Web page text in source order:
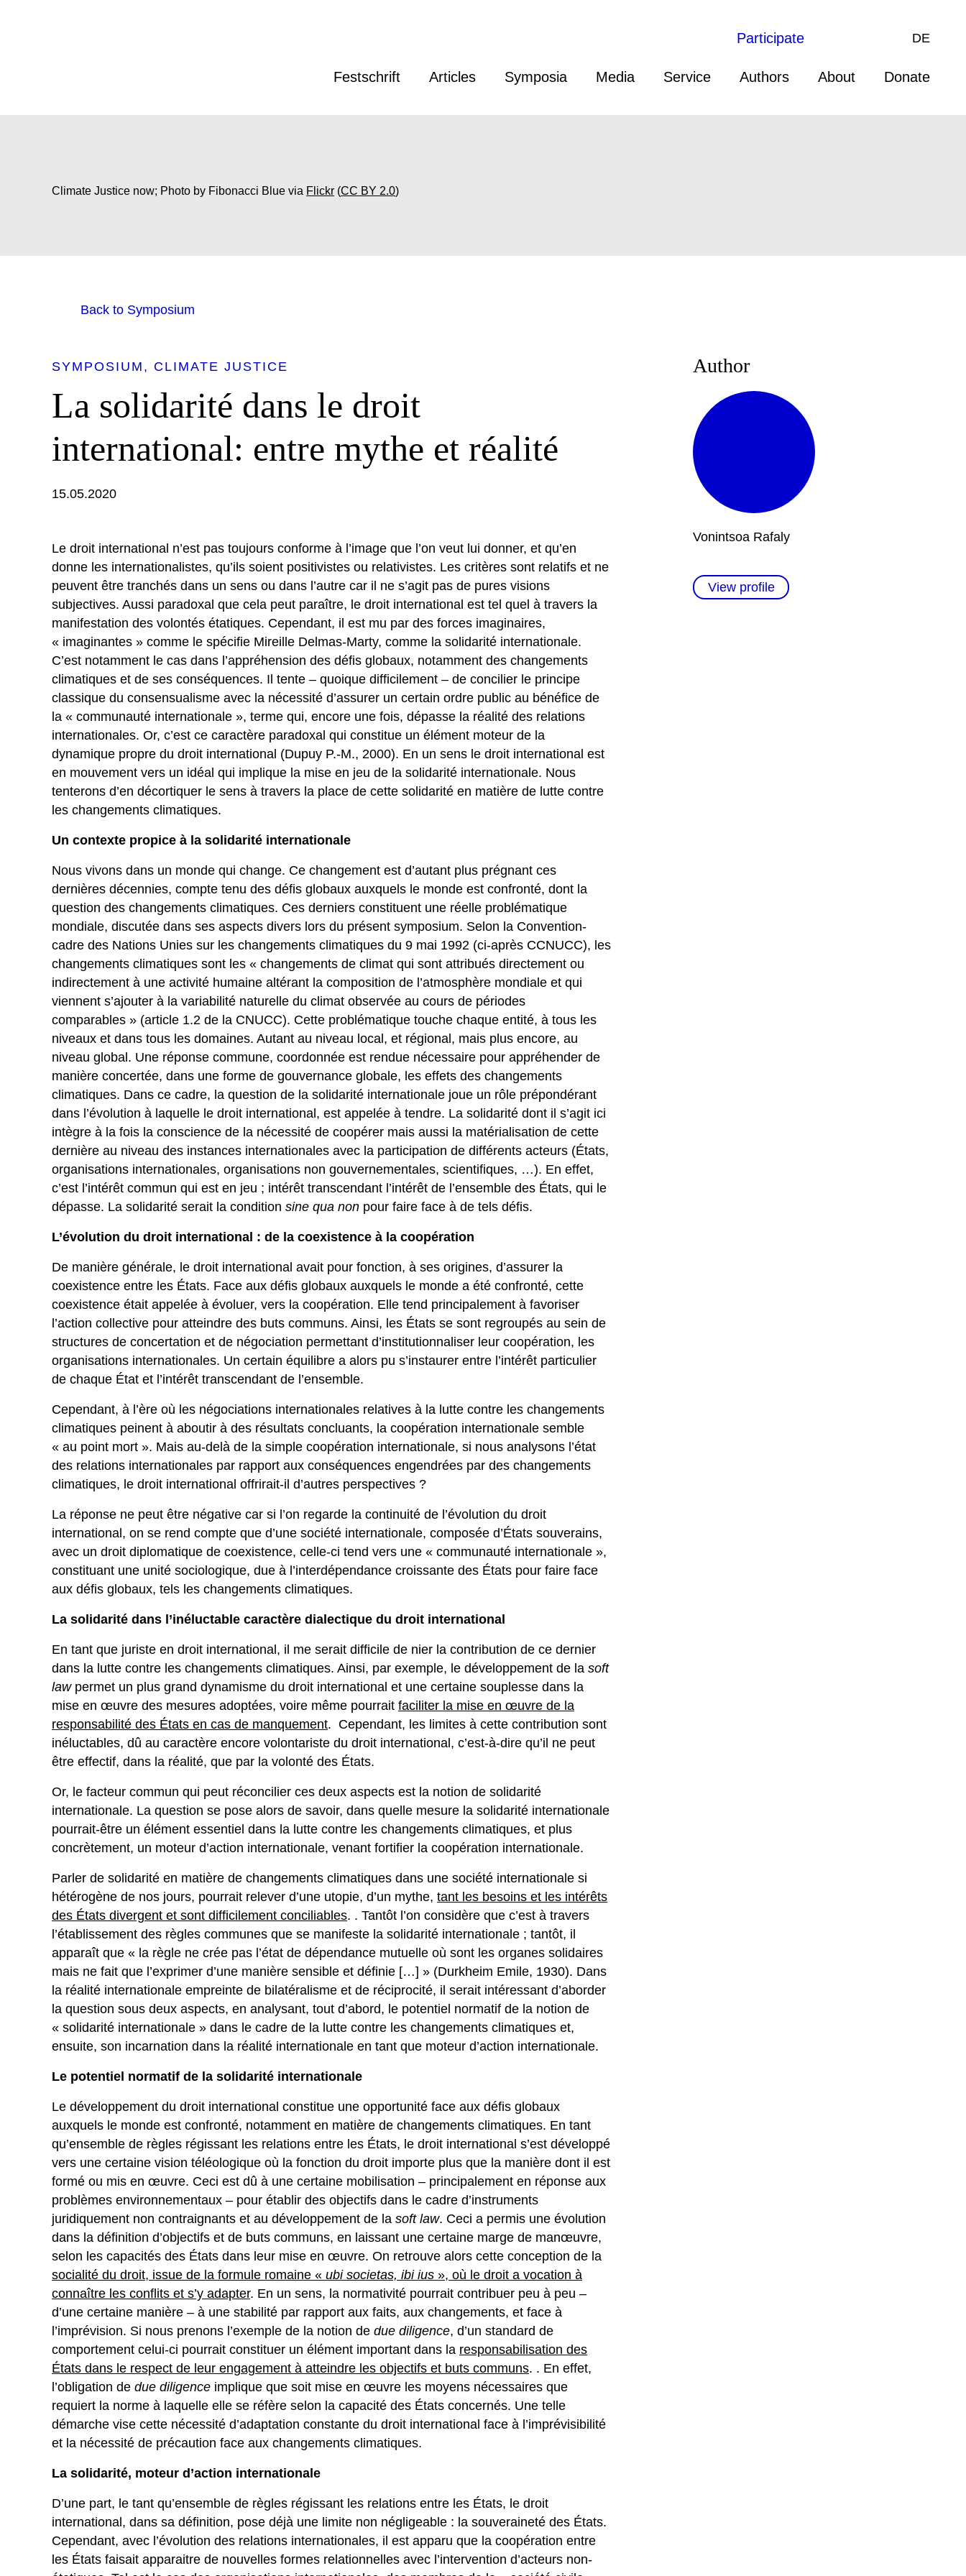
Festschrift Articles Symposia Media Service Authors About Donate
DE
Participate
Climate Justice now; Photo by Fibonacci Blue via Flickr (CC BY 2.0)
Back to Symposium
SYMPOSIUM CLIMATE JUSTICE
La solidarité dans le droit
international: entre mythe et réalité
15.05.2020
Le droit international n’est pas toujours conforme à l’image que l’on veut lui donner, et qu’en
donne les internationalistes, qu’ils soient positivistes ou relativistes. Les critères sont relatifs et ne
peuvent être tranchés dans un sens ou dans l’autre car il ne s’agit pas de pures visions
subjectives. Aussi paradoxal que cela peut paraître, le droit international est tel quel à travers la
manifestation des volontés étatiques. Cependant, il est mu par des forces imaginaires,
« imaginantes » comme le spécifie Mireille Delmas-Marty, comme la solidarité internationale.
C’est notamment le cas dans l’appréhension des défis globaux, notamment des changements
climatiques et de ses conséquences. Il tente – quoique difficilement – de concilier le principe
classique du consensualisme avec la nécessité d’assurer un certain ordre public au bénéfice de
la « communauté internationale », terme qui, encore une fois, dépasse la réalité des relations
internationales. Or, c’est ce caractère paradoxal qui constitue un élément moteur de la
dynamique propre du droit international (Dupuy P.-M., 2000). En un sens le droit international est
en mouvement vers un idéal qui implique la mise en jeu de la solidarité internationale. Nous
tenterons d’en décortiquer le sens à travers la place de cette solidarité en matière de lutte contre
les changements climatiques.
Un contexte propice à la solidarité internationale
Nous vivons dans un monde qui change. Ce changement est d’autant plus prégnant ces
dernières décennies, compte tenu des défis globaux auxquels le monde est confronté, dont la
question des changements climatiques. Ces derniers constituent une réelle problématique
mondiale, discutée dans ses aspects divers lors du présent symposium. Selon la Convention-
cadre des Nations Unies sur les changements climatiques du 9 mai 1992 (ci-après CCNUCC), les
changements climatiques sont les « changements de climat qui sont attribués directement ou
indirectement à une activité humaine altérant la composition de l’atmosphère mondiale et qui
viennent s’ajouter à la variabilité naturelle du climat observée au cours de périodes
comparables » (article 1.2 de la CNUCC). Cette problématique touche chaque entité, à tous les
niveaux et dans tous les domaines. Autant au niveau local, et régional, mais plus encore, au
niveau global. Une réponse commune, coordonnée est rendue nécessaire pour appréhender de
manière concertée, dans une forme de gouvernance globale, les effets des changements
climatiques. Dans ce cadre, la question de la solidarité internationale joue un rôle prépondérant
dans l’évolution à laquelle le droit international, est appelée à tendre. La solidarité dont il s’agit ici
intègre à la fois la conscience de la nécessité de coopérer mais aussi la matérialisation de cette
dernière au niveau des instances internationales avec la participation de différents acteurs (États,
organisations internationales, organisations non gouvernementales, scientifiques, …). En effet,
c’est l’intérêt commun qui est en jeu ; intérêt transcendant l’intérêt de l’ensemble des États, qui le
dépasse. La solidarité serait la condition sine qua non pour faire face à de tels défis.
L’évolution du droit international : de la coexistence à la coopération
De manière générale, le droit international avait pour fonction, à ses origines, d’assurer la
coexistence entre les États. Face aux défis globaux auxquels le monde a été confronté, cette
coexistence était appelée à évoluer, vers la coopération. Elle tend principalement à favoriser
l’action collective pour atteindre des buts communs. Ainsi, les États se sont regroupés au sein de
structures de concertation et de négociation permettant d’institutionnaliser leur coopération, les
organisations internationales. Un certain équilibre a alors pu s’instaurer entre l’intérêt particulier
de chaque État et l’intérêt transcendant de l’ensemble.
Cependant, à l’ère où les négociations internationales relatives à la lutte contre les changements
climatiques peinent à aboutir à des résultats concluants, la coopération internationale semble
« au point mort ». Mais au-delà de la simple coopération internationale, si nous analysons l’état
des relations internationales par rapport aux conséquences engendrées par des changements
climatiques, le droit international offrirait-il d’autres perspectives ?
La réponse ne peut être négative car si l’on regarde la continuité de l’évolution du droit
international, on se rend compte que d’une société internationale, composée d’États souverains,
avec un droit diplomatique de coexistence, celle-ci tend vers une « communauté internationale »,
constituant une unité sociologique, due à l’interdépendance croissante des États pour faire face
aux défis globaux, tels les changements climatiques.
La solidarité dans l’inéluctable caractère dialectique du droit international
En tant que juriste en droit international, il me serait difficile de nier la contribution de ce dernier
dans la lutte contre les changements climatiques. Ainsi, par exemple, le développement de la soft
lawpermet un plus grand dynamisme du droit international et une certaine souplesse dans la
mise en œuvre des mesures adoptées, voire même pourrait faciliter la mise en œuvre de la
responsabilité des États en cas de manquement. Cependant, les limites à cette contribution sont
inéluctables, dû au caractère encore volontariste du droit international, c’est-à-dire qu’il ne peut
être effectif, dans la réalité, que par la volonté des États.
Or, le facteur commun qui peut réconcilier ces deux aspects est la notion de solidarité
internationale. La question se pose alors de savoir, dans quelle mesure la solidarité internationale
pourrait-être un élément essentiel dans la lutte contre les changements climatiques, et plus
concrètement, un moteur d’action internationale, venant fortifier la coopération internationale.
Parler de solidarité en matière de changements climatiques dans une société internationale si
hétérogène de nos jours, pourrait relever d’une utopie, d’un mythe, tant les besoins et les intérêts
des États divergent et sont difficilement conciliables. . Tantôt l’on considère que c’est à travers
l’établissement des règles communes que se manifeste la solidarité internationale ; tantôt, il
apparaît que « la règle ne crée pas l’état de dépendance mutuelle où sont les organes solidaires
mais ne fait que l’exprimer d’une manière sensible et définie […] » (Durkheim Emile, 1930). Dans
la réalité internationale empreinte de bilatéralisme et de réciprocité, il serait intéressant d’aborder
la question sous deux aspects, en analysant, tout d’abord, le potentiel normatif de la notion de
« solidarité internationale » dans le cadre de la lutte contre les changements climatiques et,
ensuite, son incarnation dans la réalité internationale en tant que moteur d’action internationale.
Le potentiel normatif de la solidarité internationale
Le développement du droit international constitue une opportunité face aux défis globaux
auxquels le monde est confronté, notamment en matière de changements climatiques. En tant
qu’ensemble de règles régissant les relations entre les États, le droit international s’est développé
vers une certaine vision téléologique où la fonction du droit importe plus que la manière dont il est
formé ou mis en œuvre. Ceci est dû à une certaine mobilisation – principalement en réponse aux
problèmes environnementaux – pour établir des objectifs dans le cadre d’instruments
juridiquement non contraignants et au développement de la soft law. Ceci a permis une évolution
dans la définition d’objectifs et de buts communs, en laissant une certaine marge de manœuvre,
selon les capacités des États dans leur mise en œuvre. On retrouve alors cette conception de la
socialité du droit, issue de la formule romaine « ubi societas, ibi ius », où le droit a vocation à
connaître les conflits et s’y adapter. En un sens, la normativité pourrait contribuer peu à peu –
d’une certaine manière – à une stabilité par rapport aux faits, aux changements, et face à
l’imprévision. Si nous prenons l’exemple de la notion de due diligence, d’un standard de
comportement celui-ci pourrait constituer un élément important dans la responsabilisation des
États dans le respect de leur engagement à atteindre les objectifs et buts communs. . En effet,
l’obligation de due diligence implique que soit mise en œuvre les moyens nécessaires que
requiert la norme à laquelle elle se réfère selon la capacité des États concernés. Une telle
démarche vise cette nécessité d’adaptation constante du droit international face à l’imprévisibilité
et la nécessité de précaution face aux changements climatiques.
La solidarité, moteur d’action internationale
D’une part, le tant qu’ensemble de règles régissant les relations entre les États, le droit
international, dans sa définition, pose déjà une limite non négligeable : la souveraineté des États.
Cependant, avec l’évolution des relations internationales, il est apparu que la coopération entre
les États faisait apparaitre de nouvelles formes relationnelles avec l’intervention d’acteurs non-
Author
Vonintsoa Rafaly
View profile